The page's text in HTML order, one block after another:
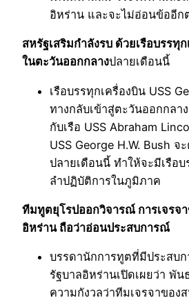
อิหร่าน และจะไม่อ่อนข้ออีก
สหรัฐเสริมกำลังรบ ด้วยเรือบรรทุ
ในตะวันออกกลางปลายเดือนนี้
เรือบรรทุกเครื่องบิน USS
ทางกลับเข้าสู่ตะวันออกกลา
กับเรือ USS Abraham
USS George H.W. Bush
ปลายเดือนนี้ ทำให้จะมีเรือ
ลำปฏิบัติการในภูมิภาค
ทีมทูตยุโรปออกวิจารณ์ การเจรจ
อิหร่าน ถือว่าอ่อนประสบการณ์
บรรดานักการทูตที่มีประสบ
รัฐบาลอิหร่านเปิดเผยว่า พั
ความกังวลว่าทีมเจรจาของ